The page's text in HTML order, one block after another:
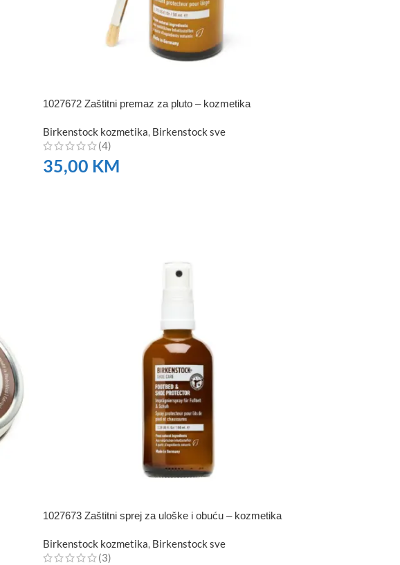
1027672 Zaštitni premaz za pluto – kozmetika
Birkenstock kozmetika, Birkenstock sve
(4)
35,00 KM
1027673 Zaštitni sprej za uloške i obuću – kozmetika
Birkenstock kozmetika, Birkenstock sve
(3)